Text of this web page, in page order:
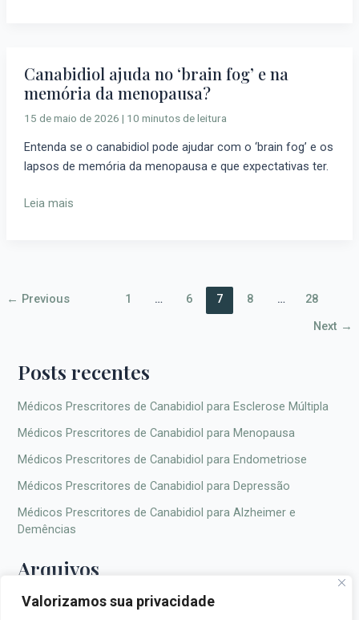
Valorizamos sua privacidade
Canabidiol ajuda no ‘brain fog’ e na
memória da menopausa?
15 de maio de 2026 | 10 minutos de leitura
Entenda se o canabidiol pode ajudar com o ‘brain fog’ e os
lapsos de memória da menopausa e que expectativas ter.
Canabidiol
ajuda
no
fog’
e
memória
Leia mais
← Previous 1 … 6 7 8 …
28
Next →
Posts recentes
Médicos Prescritores de Canabidiol para Esclerose Múltipla
Médicos Prescritores de Canabidiol para Menopausa
Médicos Prescritores de Canabidiol para Endometriose
Médicos Prescritores de Canabidiol para Depressão
Médicos Prescritores de Canabidiol para Alzheimer e
Demências
Arquivos